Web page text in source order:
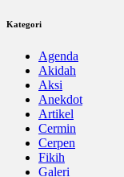
Kategori
Agenda
Akidah
Aksi
Anekdot
Artikel
Cermin
Cerpen
Fikih
Galeri